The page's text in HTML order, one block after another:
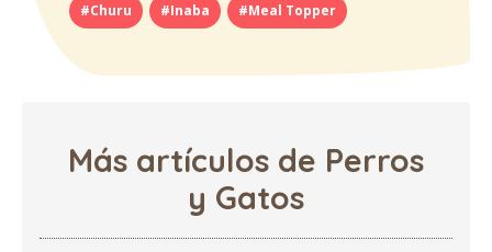
#Churu #Inaba #Meal Topper
Más artículos de Perros
y Gatos